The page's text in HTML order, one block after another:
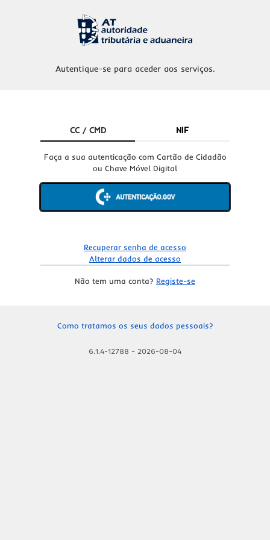
Autentique-se para aceder aos serviços.
CC / CMD NIF
Faça a sua autenticação com Cartão de Cidadão
ou Chave Móvel Digital
Recuperar senha de acesso
Alterar dados de acesso
Não tem uma conta? Registe-se
Como tratamos os seus dados pessoais?
6.1.4-12788 - 2026-08-04